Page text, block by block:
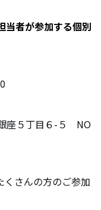
当者が参加する個別
座５丁目６-５ NO
さんの方のご参加